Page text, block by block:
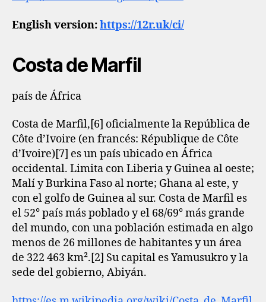
English version:https://12r.uk/ci/
Costa de Marfil
país de África
Costa de Marfil,[6]​ oficialmente la República de
Côte d’Ivoire (en francés: République de Côte
d’Ivoire)[7]​ es un país ubicado en África
occidental. Limita con Liberia y Guinea al oeste;
Malí y Burkina Faso al norte; Ghana al este, y
con el golfo de Guinea al sur. Costa de Marfil es
el 52° país más poblado y el 68/69° más grande
del mundo, con una población estimada en algo
menos de 26 millones de habitantes y un área
de 322 463 km².[2]​ Su capital es Yamusukro y la
sede del gobierno, Abiyán.